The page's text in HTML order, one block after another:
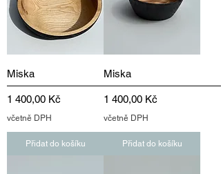
Miska
Cena
1 400,00 Kč
včetně DPH
Přidat do košíku
Miska
Cena
1 400,00 Kč
včetně DPH
Přidat do košíku